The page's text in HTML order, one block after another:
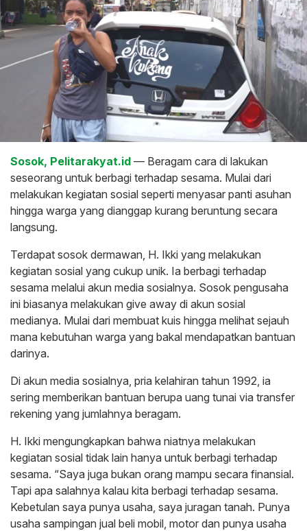
Sosok, Pelitarakyat.id — Beragam cara di lakukan
seseorang untuk berbagi terhadap sesama. Mulai dari
melakukan kegiatan sosial seperti menyasar panti asuhan
hingga warga yang dianggap kurang beruntung secara
langsung.
Terdapat sosok dermawan, H. Ikki yang melakukan
kegiatan sosial yang cukup unik. Ia berbagi terhadap
sesama melalui akun media sosialnya. Sosok pengusaha
ini biasanya melakukan give away di akun sosial
medianya. Mulai dari membuat kuis hingga melihat sejauh
mana kebutuhan warga yang bakal mendapatkan bantuan
darinya.
Di akun media sosialnya, pria kelahiran tahun 1992, ia
sering memberikan bantuan berupa uang tunai via transfer
rekening yang jumlahnya beragam.
H. Ikki mengungkapkan bahwa niatnya melakukan
kegiatan sosial tidak lain hanya untuk berbagi terhadap
sesama. “Saya juga bukan orang mampu secara finansial.
Tapi apa salahnya kalau kita berbagi terhadap sesama.
Kebetulan saya punya usaha, saya juragan tanah. Punya
usaha sampingan jual beli mobil, motor dan punya usaha